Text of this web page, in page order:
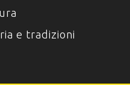
e tradizioni